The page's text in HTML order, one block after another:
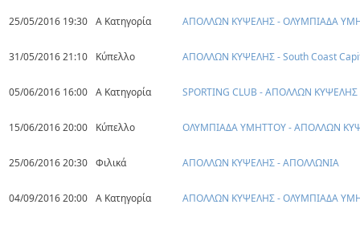
25/05/2016 19:30 Α Κατηγορία ΑΠΟΛΛΩΝ ΚΥΨΕΛΗΣ - ΟΛΥΜΠΙΑΔΑ
31/05/2016 21:10 Κύπελλο ΑΠΟΛΛΩΝ ΚΥΨΕΛΗΣ - South Coast
05/06/2016 16:00 Α Κατηγορία SPORTING CLUB - ΑΠΟΛΛΩΝ ΚΥΨΕΛΗΣ
15/06/2016 20:00 Κύπελλο ΟΛΥΜΠΙΑΔΑ ΥΜΗΤΤΟΥ - ΑΠΟΛΛΩΝ
25/06/2016 20:30 Φιλικά ΑΠΟΛΛΩΝ ΚΥΨΕΛΗΣ - ΑΠΟΛΛΩΝΙΑ
04/09/2016 20:00 Α Κατηγορία ΑΠΟΛΛΩΝ ΚΥΨΕΛΗΣ - ΟΛΥΜΠΙΑΔΑ